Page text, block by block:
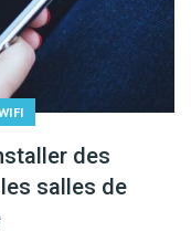
des
salles de